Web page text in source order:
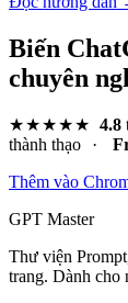
Biến
chuyên
★★★★★ 4.8
thành thạo
·
Thêm vào
GPT Master
Thư viện
trang. Dành cho